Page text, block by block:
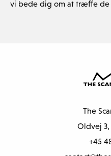
vi bede dig om at træffe de
The
Oldvej 3,
+45